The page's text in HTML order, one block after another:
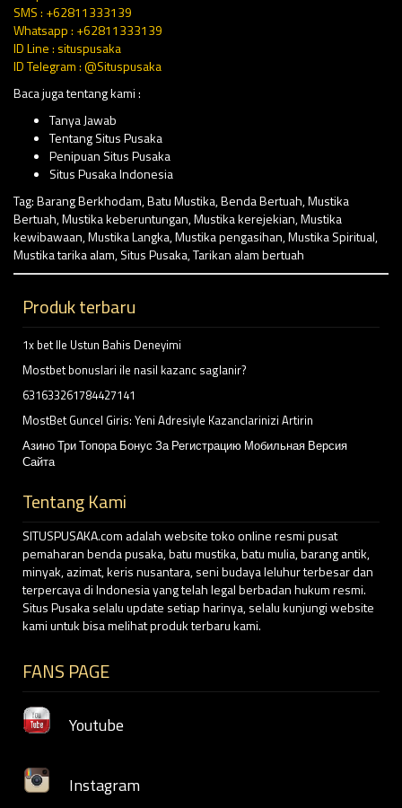
SMS : +62811333139
Whatsapp : +62811333139
ID Line : situspusaka
ID Telegram : @Situspusaka
Baca juga tentang kami :
Tanya Jawab
Tentang Situs Pusaka
Penipuan Situs Pusaka
Situs Pusaka Indonesia
Tag:Barang Berkhodam,Batu Mustika,Benda Bertuah,Mustika
Bertuah,Mustika keberuntungan,Mustika kerejekian,Mustika
kewibawaan,Mustika Langka,Mustika pengasihan,Mustika Spiritual,
Mustika tarika alam,Situs Pusaka,Tarikan alam bertuah
Produk terbaru
1x bet Ile Ustun Bahis Deneyimi
Mostbet bonuslari ile nasil kazanc saglanir?
631633261784427141
MostBet Guncel Giris: Yeni Adresiyle Kazanclarinizi Artirin
Азино Три Топора Бонус За Регистрацию Мобильная Версия
Сайта
Tentang Kami
SITUSPUSAKA.com adalah website toko online resmi pusat
pemaharan benda pusaka, batu mustika, batu mulia, barang antik,
minyak, azimat, keris nusantara, seni budaya leluhur terbesar dan
terpercaya di Indonesia yang telah legal berbadan hukum resmi.
Situs Pusaka selalu update setiap harinya, selalu kunjungi website
kami untuk bisa melihat produk terbaru kami.
FANS PAGE
Youtube
Instagram